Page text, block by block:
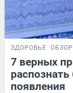
ЗДОРОВЬЕ ОБЗОР
7 верных
распознать
появления